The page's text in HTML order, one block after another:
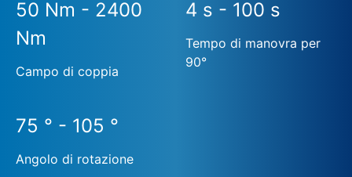
50 Nm - 2400
Nm
Campo di coppia
4 s - 100 s
Tempo di manovra per
90°
75 ° - 105 °
Angolo di rotazione